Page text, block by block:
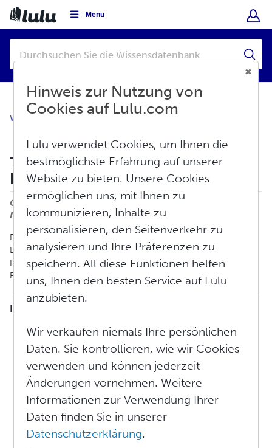
Menü
Wissensdatenbank
Tipps zur Formatierung von
Dokumenten
Geändert am: Do, Jun 11, 2026 um 4:31
NACHMITTAGS
Die Formatierung kann ein sehr anspruchsvoller Teil des
Erstellungsprozesses sein. Nachfolgend geben wir Tipps, wie Sie
Ihre Dokumente formatieren, um beim Druckvorgang optimale
Ergebnisse zu erzielen.
INHALTSVERZEICHNIS
Hochladen einer Quelldatei in korrektem Format
Seitenränder
Grafiken einbetten
Seiten mit ungeraden Zahlen erscheinen immer rechts
Seitenumbrüche
Ich benötige Hilfe bei der Seitennummerierung
Gibt es eine maximale oder minimale Seitenanzahl für
meine Datei?
Nehme ich das Buchcover in die gleiche Datei auf wie die
Hinweis zur Nutzung von
Cookies auf Lulu.com
Lulu verwendet Cookies, um Ihnen die
bestmöglichste Erfahrung auf unserer
Website zu bieten. Unsere Cookies
ermöglichen uns, mit Ihnen zu
kommunizieren, Inhalte zu
personalisieren, den Seitenverkehr zu
analysieren und Ihre Präferenzen zu
speichern. All diese Funktionen helfen
uns, Ihnen den besten Service auf Lulu
anzubieten.
Wir verkaufen niemals Ihre persönlichen
Daten. Sie kontrollieren, wie wir Cookies
verwenden und können jederzeit
Änderungen vornehmen. Weitere
Informationen zur Verwendung Ihrer
Daten finden Sie in unserer
Datenschutzerklärung.